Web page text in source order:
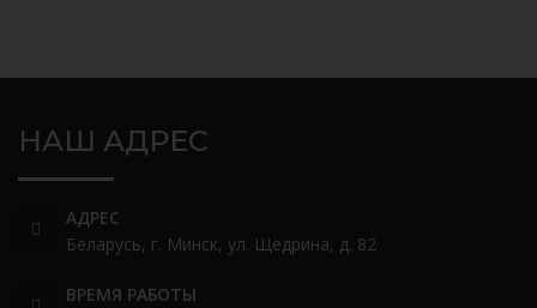
НАШ АДРЕС
АДРЕС
Беларусь, г. Минск, ул. Щедрина, д. 82
ВРЕМЯ РАБОТЫ